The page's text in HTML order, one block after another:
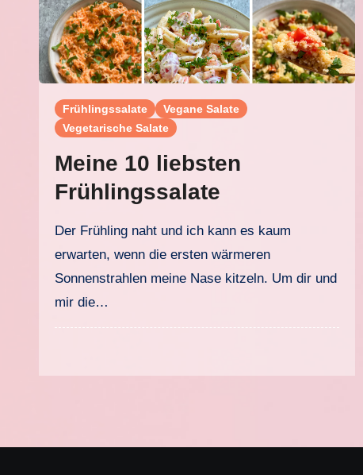
Frühlingssalate
Vegane Salate
Vegetarische Salate
Meine 10 liebsten
Frühlingssalate
Der Frühling naht und ich kann es kaum
erwarten, wenn die ersten wärmeren
Sonnenstrahlen meine Nase kitzeln. Um dir und
mir die…